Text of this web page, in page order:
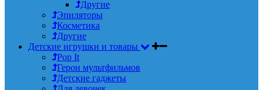
Другие
Эпиляторы
Косметика
Другие
Детские игрушки и товары
Pop It
Герои мультфильмов
Детские гаджеты